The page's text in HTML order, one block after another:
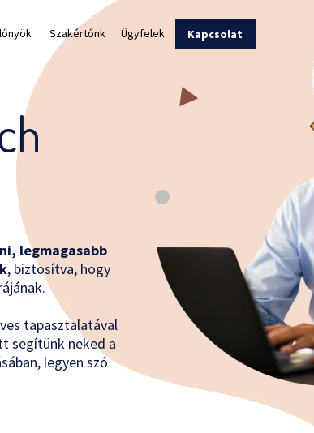
legmagasabb
, biztosítva, hogy
tapasztalatával
segítünk neked a
legyen szó
Szakértőnk Ügyfelek Kapcsolat